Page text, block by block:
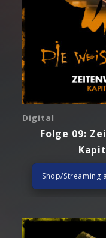
Digital
Folge 09:
Shop/Streaming